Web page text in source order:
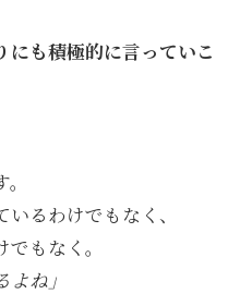
にも積極的に言っていこ
るわけでもなく、
もなく。
ね」